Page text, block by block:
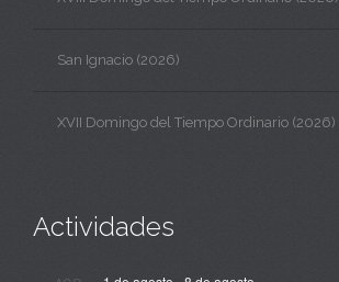
San Ignacio (2026)
XVII Domingo del Tiempo Ordinario (2026)
Actividades